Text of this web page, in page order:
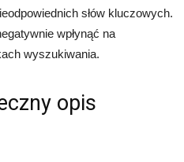
słów kluczowych.
wpłynąć na
wyszukiwania.
opis